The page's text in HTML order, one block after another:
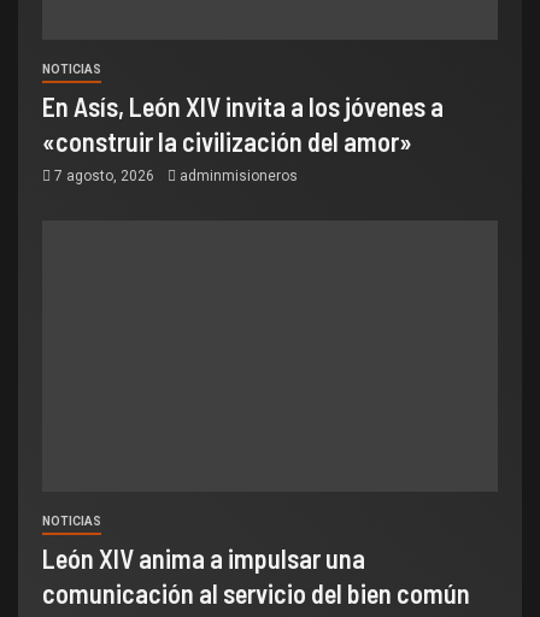
NOTICIAS
En Asís, León XIV invita a los jóvenes a
«construir la civilización del amor»
7 agosto, 2026 adminmisioneros
NOTICIAS
León XIV anima a impulsar una
comunicación al servicio del bien común